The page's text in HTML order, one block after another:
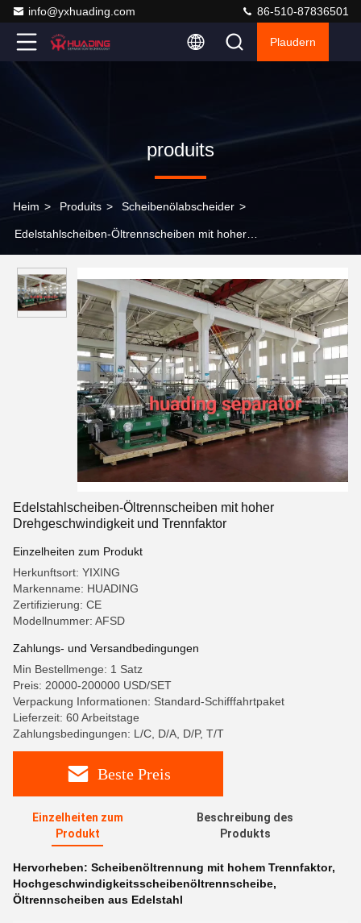
info@yxhuading.com 86-510-87836501
Plaudern
produits
Heim > Produits > Scheibenölabscheider >
Edelstahlscheiben-Öltrennscheiben mit hoher
Edelstahlscheiben-Öltrennscheiben mit hoher
Drehgeschwindigkeit und Trennfaktor
Einzelheiten zum Produkt
Herkunftsort: YIXING
Markenname: HUADING
Zertifizierung: CE
Modellnummer: AFSD
Zahlungs- und Versandbedingungen
Min Bestellmenge: 1 Satz
Preis: 20000-200000 USD/SET
Verpackung Informationen: Standard-Schifffahrtpaket
Lieferzeit: 60 Arbeitstage
Zahlungsbedingungen: L/C, D/A, D/P, T/T
Beste Preis
Einzelheiten zum
Produkt
Beschreibung des
Produkts
Hervorheben: Scheibenöltrennung mit hohem Trennfaktor,
Hochgeschwindigkeitsscheibenöltrennscheibe,
Öltrennscheiben aus Edelstahl